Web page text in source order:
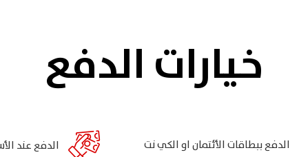
خيارات الدفع
الدفع ببطاقات الأئتمان او الكي نت الدفع عند